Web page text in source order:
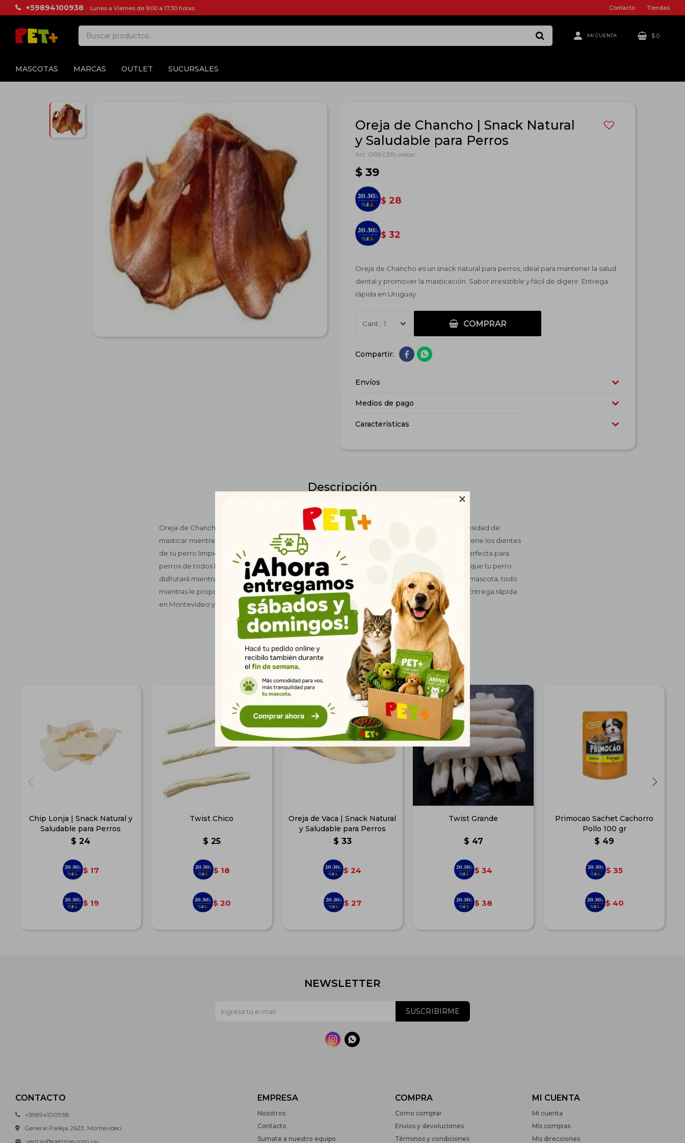

MASCOTAS MARCAS OUTLET SUCURSALES
$ 0
+59894100938 Lunes a Viernes de 9:00 a 17:30 horas Contacto Tiendas
Oreja de Chancho | Snack Natural
y Saludable para Perros
ORECER-orecer
$ 39
$ 28
$ 32
Oreja de Chancho es un snack natural para perros, ideal para mantener la salud
dental y promover la masticación. Sabor irresistible y fácil de digerir. Entrega
rápida en Uruguay.
1 COMPRAR
 
Envíos
Medios de pago
Características
Descripción
Oreja de Chancho es un delicioso y natural snack para perros, diseñado para satisfacer su necesidad de
masticar mientras favorece la salud dental. Su textura crujiente ayuda a reducir el sarro y mantiene los dientes
de tu perro limpios y fuertes. Este snack es fácil de digerir, lo que lo convierte en una opción perfecta para
perros de todos los tamaños. Además, su sabor irresistible lo convierte en un premio perfecto que tu perro
disfrutará mientras se mantiene entretenido. Ideal para mantener la salud dental y divertir a tu mascota, todo
mientras le proporcionas una opción natural y saludable. ? Presentación: Oreja de Chancho. ? Entrega rápida
en Montevideo y todo Uruguay.
Productos que te pueden interesar
Chip Lonja | Snack Natural y
Saludable para Perros
$ 24
$ 17
$ 19
Twist Chico
$ 25
$ 18
$ 20
Oreja de Vaca | Snack Natural
y Saludable para Perros
$ 33
$ 24
$ 27
Twist Grande
$ 47
$ 34
$ 38
Primocao Sachet Cachorro
Pollo 100 gr
$ 49
$ 35
$ 40
CONTACTO
+59894100938
General Palleja 2623, Montevideo
ventas@petmas.com.uy
EMPRESA
Nosotros
Contacto
Sumate a nuestro equipo
COMPRA
Como comprar
Envíos y devoluciones
Términos y condiciones
MI CUENTA
Mi cuenta
Mis compras
Mis direcciones
NEWSLETTER
SUSCRIBIRME
 